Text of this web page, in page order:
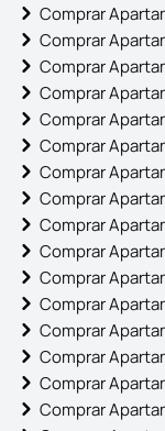
Comprar
Comprar
Comprar
Comprar
Comprar
Comprar
Comprar
Comprar
Comprar
Comprar
Comprar
Comprar
Comprar
Comprar
Comprar
Comprar